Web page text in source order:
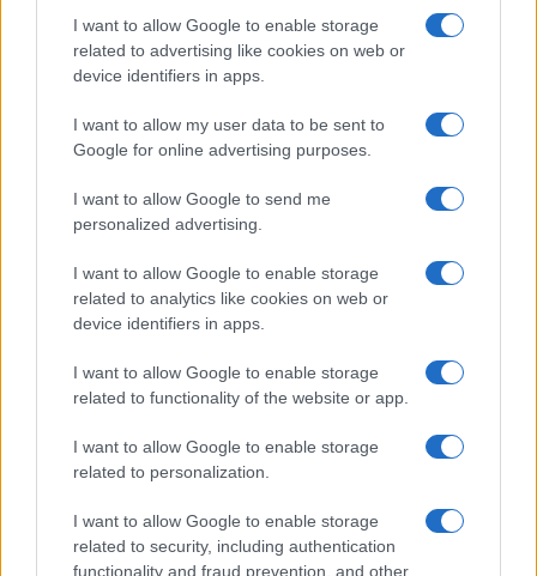
I want to allow Google to enable storage
related to advertising like cookies on web or
device identifiers in apps.
I want to allow my user data to be sent to
Google for online advertising purposes.
I want to allow Google to send me
personalized advertising.
I want to allow Google to enable storage
related to analytics like cookies on web or
device identifiers in apps.
I want to allow Google to enable storage
related to functionality of the website or app.
I want to allow Google to enable storage
related to personalization.
I want to allow Google to enable storage
related to security, including authentication
functionality and fraud prevention, and other
Dramma familiare a Chieti:
anziana uccisa dal nipote, la
domestiche
29 minuti fa
Anzio: Ragazzina Scomparsa
Ritrovata grazie ai Droni della
Polizia Locale
Roma, una rapina che evidenzia la
crisi sociale: il caso del 38enne
afghano
Bike sharing in crisi: l’Antitrust
sanziona Bird, Dott e Lime. Quale
1 ora fa